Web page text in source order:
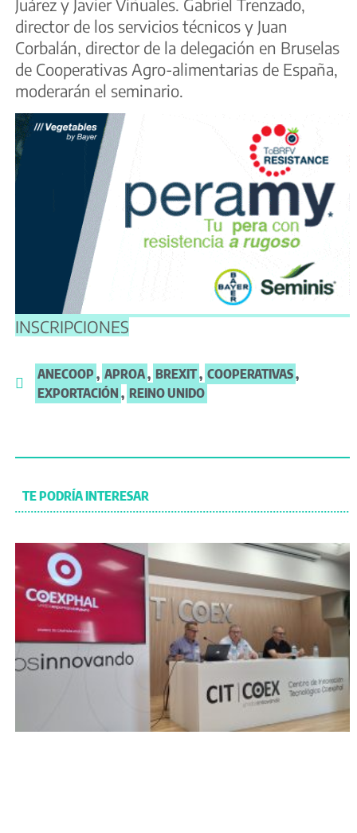
Juárez y Javier Viñuales. Gabriel Trenzado,
director de los servicios técnicos y Juan
Corbalán, director de la delegación en Bruselas
de Cooperativas Agro-alimentarias de España,
moderarán el seminario.
INSCRIPCIONES
ANECOOP , APROA, BREXIT, COOPERATIVAS,
EXPORTACIÓN , REINO UNIDO
TE PODRÍA INTERESAR